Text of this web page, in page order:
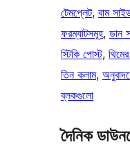
টেমপ্লেট, বাম
ফরম্যাটসমূহ, ডান
স্টিকি পোস্ট,
তিন কলাম,
ব্লকগুলো
দৈনিক